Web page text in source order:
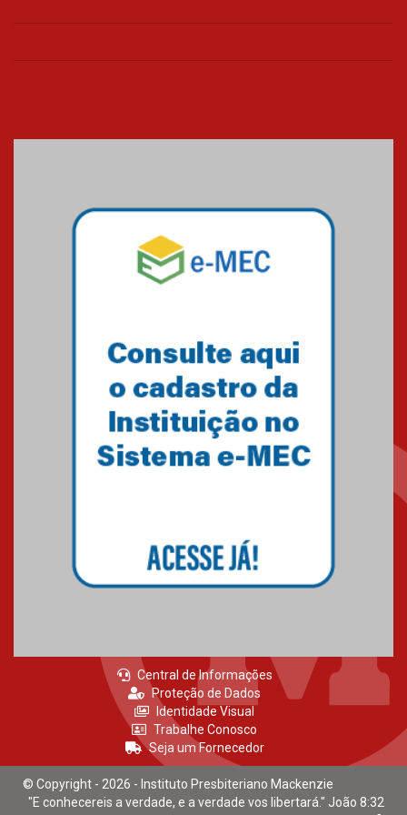
Central de Informações
Proteção de Dados
Identidade Visual
Trabalhe Conosco
Seja um Fornecedor
© Copyright - 2026 - Instituto Presbiteriano Mackenzie
"E conhecereis a verdade, e a verdade vos libertará." João 8:32